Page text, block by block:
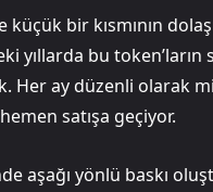
küçük bir kısmının
bu token’ların
Her ay düzenli olarak
satışa geçiyor.
aşağı yönlü baskı